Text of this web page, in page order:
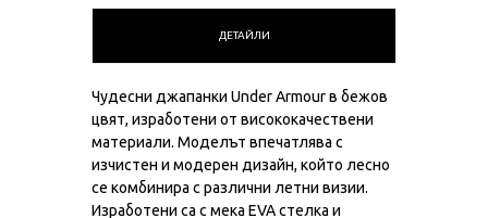
ДЕТАЙЛИ
Чудесни джапанки Under Armour в бежов
цвят, изработени от висококачествени
материали. Моделът впечатлява с
изчистен и модерен дизайн, който лесно
се комбинира с различни летни визии.
Изработени са с мека EVA стелка и